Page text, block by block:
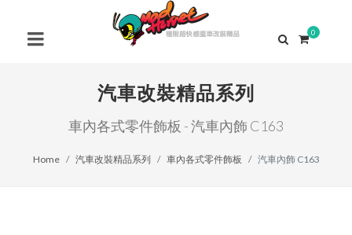
0
汽車改裝精品系列
車內各式零件飾板 - 汽車內飾 C163
Home 汽車改裝精品系列 車內各式零件飾板 汽車內飾 C163